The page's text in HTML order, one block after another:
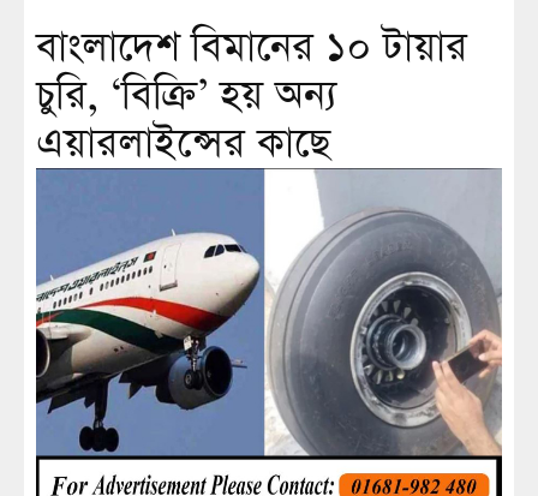
বাংলাদেশ বিমানের ১০ টায়ার
চুরি, ‘বিক্রি’ হয় অন্য
এয়ারলাইন্সের কাছে